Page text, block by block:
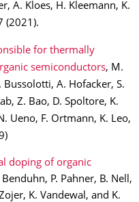
A. Kloes, H. Kleemann, K.
(2021).
for thermally
semiconductors, M.
Bussolotti, A. Hofacker, S.
Z. Bao, D. Spoltore, K.
Ueno, F. Ortmann, K. Leo,
doping of organic
Benduhn, P. Pahner, B. Nell,
K. Vandewal, and K.